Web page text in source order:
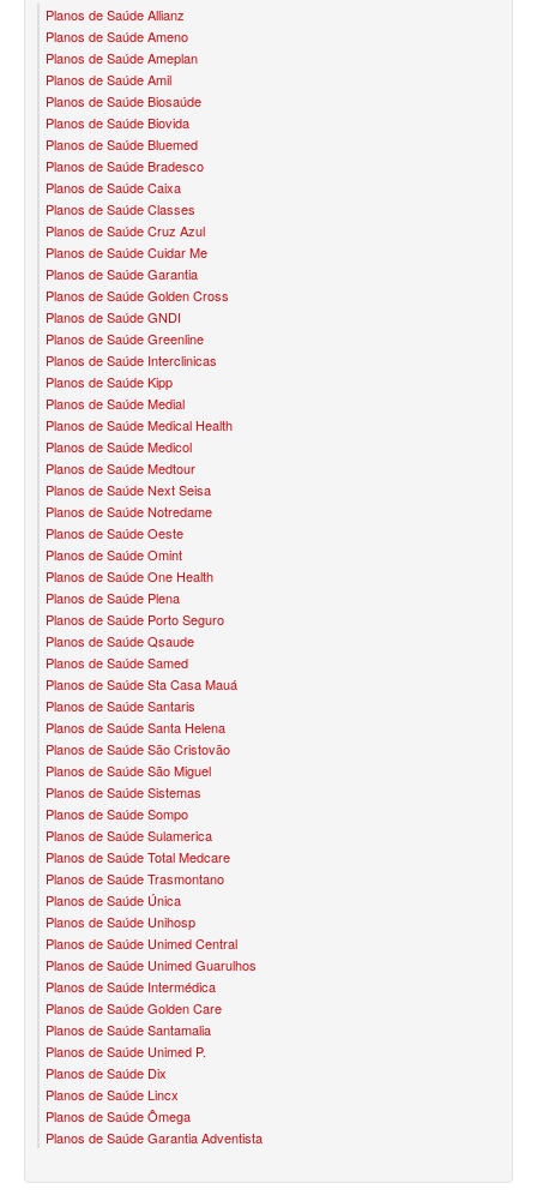
QSAUDE PLANO DE SAÚDE FAMILIAR
SANTA HELENA PLANO DE SAÚDE FAMILIAR
SANTARIS PLANO DE SAÚDE FAMILIAR
SÃO CRISTOVÃO PLANO DE SAÚDE FAMILIAR
SÃO MIGUEL PLANO DE SAÚDE FAMILIAR
STA CASA MAUÁ PLANO DE SAÚDE FAMILIAR
TOTAL MEDCARE PLANO DE SAÚDE FAMILIAR
UNIMED GUARULHOS PLANO DE SAÚDE FAMILIAR
CLASSES PLANO DE SAÚDE FAMILIAR
PLANO DE SAÚDE INFANTIL
AMIL PLANO DE SAÚDE INFANTIL
BIO SAÚDE PLANO DE SAÚDE INFANTIL
BIOVIDA PLANO DE SAÚDE INFANTIL
BLUE MED PLANO DE SAÚDE INFANTIL
CLASSES PLANO DE SAÚDE INFANTIL
CUIDAR ME PLANO DE SAÚDE INFANTIL
GARANTIA GS PLANO DE SAÚDE INFANTIL
GNDI PLANO DE SAÚDE INFANTIL
KIPP PLANO DE SAÚDE INFANTIL
MEDICAL HEALTH PLANO DE SAÚDE INFANTIL
MED TOUR PLANO DE SAÚDE INFANTIL
PLENA PLANO DE SAÚDE INFANTIL
QSAUDE PLANO DE SAÚDE INFANTIL
Planos de Saúde Allianz
Planos de Saúde Ameno
Planos de Saúde Ameplan
Planos de Saúde Amil
Planos de Saúde Biosaúde
Planos de Saúde Biovida
Planos de Saúde Bluemed
Planos de Saúde Bradesco
Planos de Saúde Caixa
Planos de Saúde Classes
Planos de Saúde Cruz Azul
Planos de Saúde Cuidar Me
Planos de Saúde Garantia
Planos de Saúde Golden Cross
Planos de Saúde GNDI
Planos de Saúde Greenline
Planos de Saúde Interclinicas
Planos de Saúde Kipp
Planos de Saúde Medial
Planos de Saúde Medical Health
Planos de Saúde Medicol
Planos de Saúde Medtour
Planos de Saúde Next Seisa
Planos de Saúde Notredame
Planos de Saúde Oeste
Planos de Saúde Omint
Planos de Saúde One Health
Planos de Saúde Plena
Planos de Saúde Porto Seguro
Planos de Saúde Qsaude
Planos de Saúde Samed
Planos de Saúde Sta Casa Mauá
Planos de Saúde Santaris
Planos de Saúde Santa Helena
Planos de Saúde São Cristovão
Planos de Saúde São Miguel
Planos de Saúde Sistemas
Planos de Saúde Sompo
Planos de Saúde Sulamerica
Planos de Saúde Total Medcare
Planos de Saúde Trasmontano
Planos de Saúde Única
Planos de Saúde Unihosp
Planos de Saúde Unimed Central
Planos de Saúde Unimed Guarulhos
Planos de Saúde Intermédica
Planos de Saúde Golden Care
Planos de Saúde Santamalia
Planos de Saúde Unimed P.
Planos de Saúde Dix
Planos de Saúde Lincx
Planos de Saúde Ômega
Planos de Saúde Garantia Adventista